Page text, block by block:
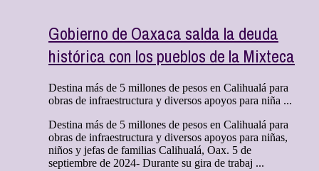
Gobierno de Oaxaca salda la deuda
histórica con los pueblos de la Mixteca
Destina más de 5 millones de pesos en Calihualá para
obras de infraestructura y diversos apoyos para niña ...
Destina más de 5 millones de pesos en Calihualá para
obras de infraestructura y diversos apoyos para niñas,
niños y jefas de familias Calihualá, Oax. 5 de
septiembre de 2024- Durante su gira de trabaj ...